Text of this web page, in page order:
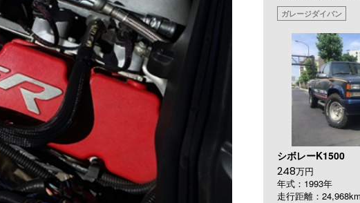
ガレージダイバン
シボレーK1500
248万円
年式：1993年
走行距離：24,968km